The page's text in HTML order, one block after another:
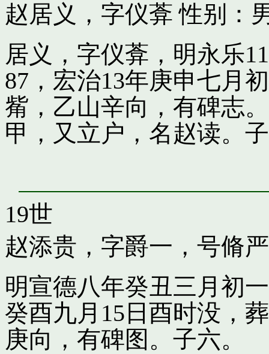
赵居义，字仪葊 性别：
居义，字仪葊，明永乐
87，宏治13年庚申七月
觜，乙山辛向，有碑志
甲，又立户，名赵读。
19世
赵添贵，字爵一，号脩严
明宣德八年癸丑三月初
癸酉九月15日酉时没，
庚向，有碑图。子六。